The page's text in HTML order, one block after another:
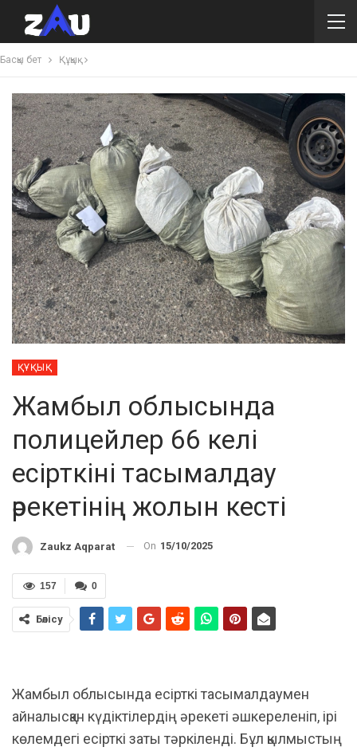
Басқы бет Құқық
ҚҰҚЫҚ
Жамбыл облысында
полицейлер 66 келі
есірткіні тасымалдау
әрекетінің жолын кесті
Zaukz Aqparat On 15/10/2025
0
157
Бөлісу
Жамбыл облысында есірткі тасымалдаумен
айналысқан күдіктілердің әрекеті әшкереленіп, ірі
көлемдегі есірткі заты тәркіленді. Бұл қылмыстың